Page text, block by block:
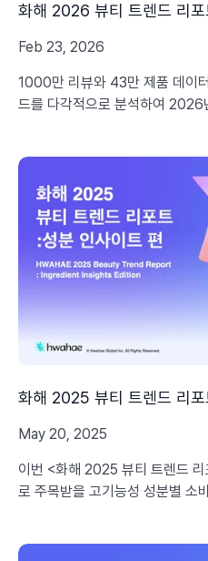
화해 2026 뷰티 트렌드 리
Feb 23, 2026
1000만 리뷰와 43만 제품 데이
드를 다각적으로 분석하여 2026
화해 2025 뷰티 트렌드 리포
May 20, 2025
이번 <화해 2025 뷰티 트렌드
로 주목받을 고기능성 성분별 소